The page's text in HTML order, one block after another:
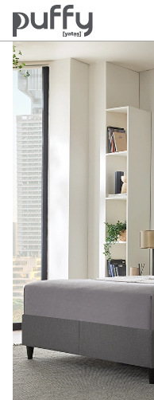
Anasayfa Baza & Başlık Set